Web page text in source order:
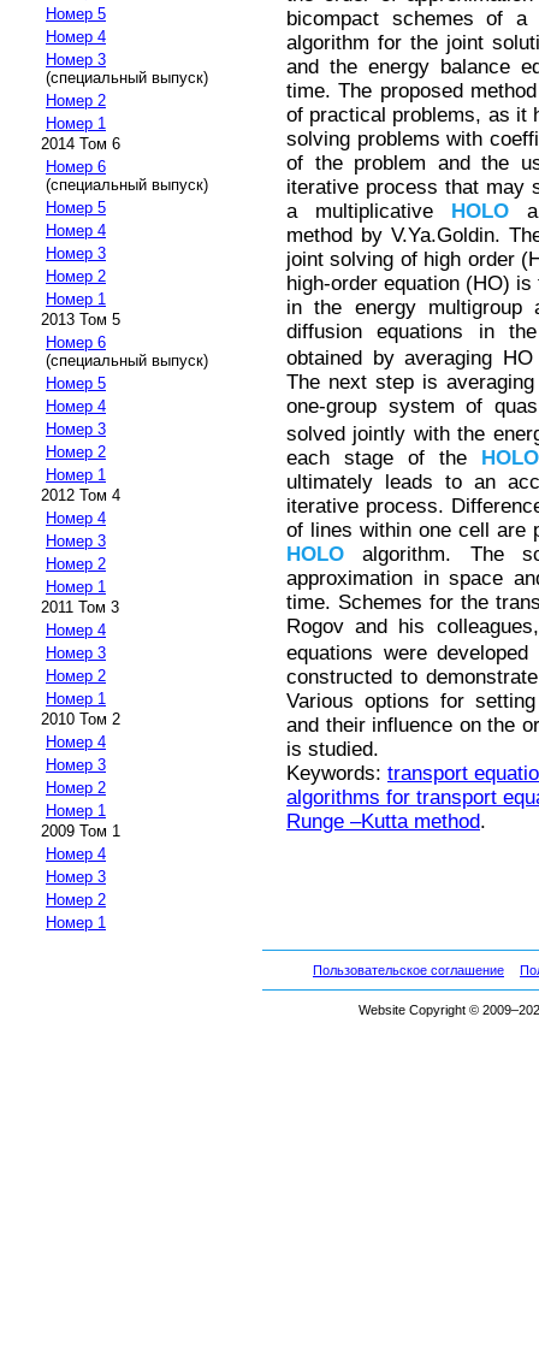
Номер 5
Номер 4
Номер 3
(специальный выпуск)
Номер 2
Номер 1
2014 Том 6
Номер 6
(специальный выпуск)
Номер 5
Номер 4
Номер 3
Номер 2
Номер 1
2013 Том 5
Номер 6
(специальный выпуск)
Номер 5
Номер 4
Номер 3
Номер 2
Номер 1
2012 Том 4
Номер 4
Номер 3
Номер 2
Номер 1
2011 Том 3
Номер 4
Номер 3
Номер 2
Номер 1
2010 Том 2
Номер 4
Номер 3
Номер 2
Номер 1
2009 Том 1
Номер 4
Номер 3
Номер 2
Номер 1
bicompact schemes of
algorithm for the joint
and the energy balance
time. The proposed
of practical problems, as it
solving problems with
of the problem and the
iterative process that may
a multiplicative HOLO
method by V.Ya.Goldin.
joint solving of high order
high-order equation (HO)
in the energy multigroup
diffusion equations in
obtained by averaging
The next step is
one-group system of
solved jointly with the
each stage of the HOLO
ultimately leads to an
iterative process.
of lines within one cell are
HOLO algorithm. The
approximation in space
time. Schemes for the
Rogov and his
equations were
constructed to
Various options for
and their influence on the
is studied.
Keywords: transport
algorithms for transport
Runge –Kutta method.
Пользовательское соглашение
Website Copyright ©